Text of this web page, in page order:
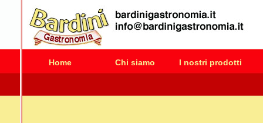
Home Chi siamo I nostri prodotti